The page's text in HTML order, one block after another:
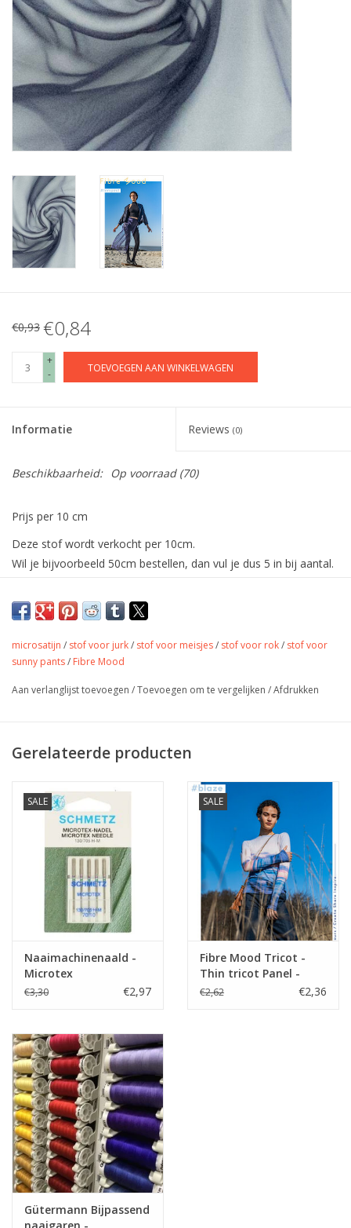
€0,93 €0,84
+
-
TOEVOEGEN AAN WINKELWAGEN
Informatie Reviews (0)
Beschikbaarheid: Op voorraad(70)
Prijs per 10 cm
Deze stof wordt verkocht per 10cm.
Wil je bijvoorbeeld 50cm bestellen, dan vul je dus 5 in bij aantal.
Organza - Tempest - Dark Blue van Fibre
mood
Kleur
Stofbreedte
140 cm
jurk, rok, broek, sjaals,
Label
Oekotex
ja
microsatijn / stof voor jurk/ stof voor meisjes/ stof voor rok/ stof voor
sunny pants/ Fibre Mood
Aan verlanglijst toevoegen /Toevoegen om te vergelijken /Afdrukken
Gerelateerde producten
SALE
Naaimachinenaald -
Microtex
€3,30 €2,97
SALE
Fibre Mood Tricot -
Thin tricot Panel -
Blaze
€2,62 €2,36
Gütermann Bijpassend